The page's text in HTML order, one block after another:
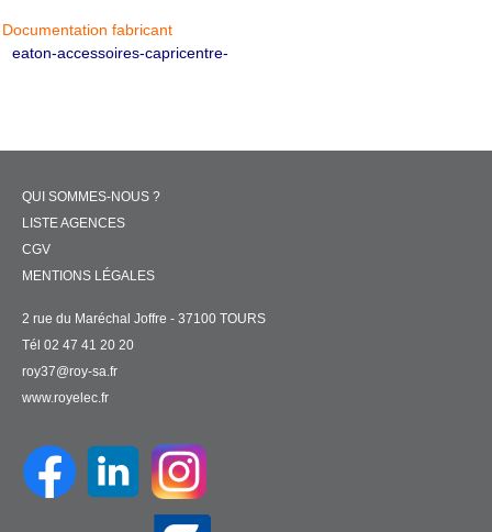
Documentation fabricant
eaton-accessoires-capricentre-
QUI SOMMES-NOUS ?
LISTE AGENCES
CGV
MENTIONS LÉGALES
2 rue du Maréchal Joffre - 37100 TOURS
Tél 02 47 41 20 20
roy37@roy-sa.fr
www.royelec.fr